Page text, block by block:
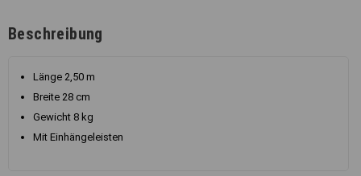
Beschreibung
Länge 2,50 m
Breite 28 cm
Gewicht 8 kg
Mit Einhängeleisten